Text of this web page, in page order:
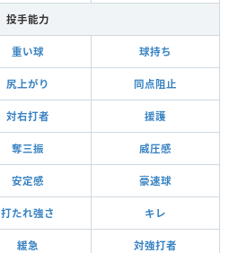
投手能力
重い球 球持ち
尻上がり 同点阻止
対右打者 援護
奪三振 威圧感
安定感 豪速球
打たれ強さ キレ
緩急 対強打者